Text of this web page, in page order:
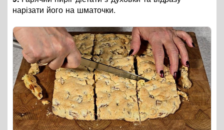
нарізати його на шматочки.